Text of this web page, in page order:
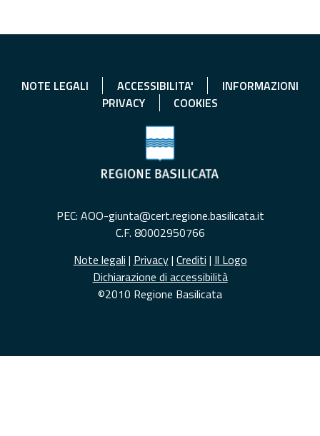
NOTE LEGALI ACCESSIBILITA'
INFORMAZIONI
PRIVACY
COOKIES
PEC: AOO-giunta@cert.regione.basilicata.it
C.F. 80002950766
Note legali | Privacy| Crediti | Il Logo
Dichiarazione di accessibilità
©2010 Regione Basilicata